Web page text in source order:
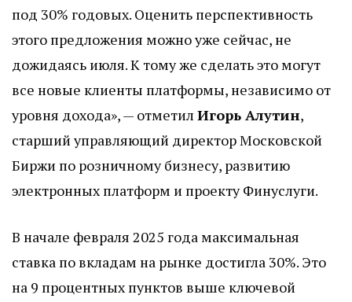
под 30% годовых. Оценить перспективность
этого предложения можно уже сейчас, не
дожидаясь июля. К тому же сделать это могут
все новые клиенты платформы, независимо от
уровня дохода», — отметил Игорь Алутин,
старший управляющий директор Московской
Биржи по розничному бизнесу, развитию
электронных платформ и проекту Финуслуги.
В начале февраля 2025 года максимальная
ставка по вкладам на рынке достигла 30%. Это
на 9 процентных пунктов выше ключевой